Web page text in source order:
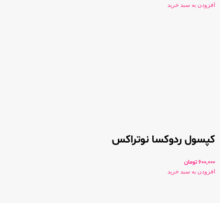
افزودن به سبد خرید
کپسول ردوکسا نوتراکس
600,000تومان
افزودن به سبد خرید